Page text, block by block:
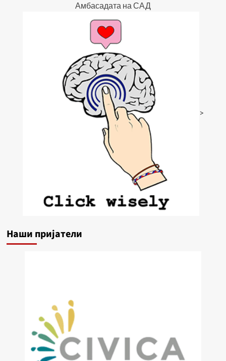
Амбасадата на САД
>
Наши пријатели